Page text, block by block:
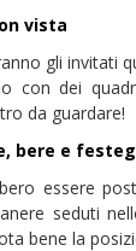
vista
gli invitati
con dei
da guardare!
bere e
essere
seduti
bene la